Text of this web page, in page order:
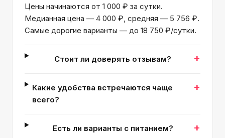
Цены начинаются от 1 000 ₽ за сутки.
Медианная цена — 4 000 ₽, средняя — 5 756 ₽.
Самые дорогие варианты — до 18 750 ₽/сутки.
Стоит ли доверять отзывам? +
Какие удобства встречаются чаще
всего?
+
Есть ли варианты с питанием? +